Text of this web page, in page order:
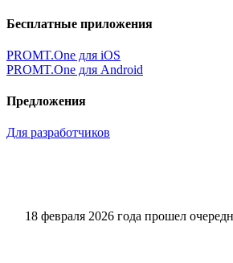
Бесплатные приложения
PROMT.One для iOS
PROMT.One для Android
Предложения
Для разработчиков
18 февраля 2026 года прошел